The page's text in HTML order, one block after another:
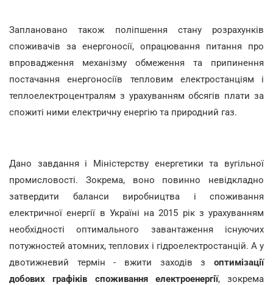
Заплановано також поліпшення стану розрахунків
споживачів за енергоносії, опрацювання питання про
впровадження механізму обмеження та припинення
постачання енергоносіїв тепловим електростанціям і
теплоелектроцентралям з урахуванням обсягів плати за
спожиті ними електричну енергію та природний газ.
Дано завдання і Міністерству енергетики та вугільної
промисловості. Зокрема, воно повинно невідкладно
затвердити баланси виробництва і споживання
електричної енергії в Україні на 2015 рік з урахуванням
необхідності оптимального завантаження існуючих
потужностей атомних, теплових і гідроелектростанцій. А у
двотижневий термін - вжити заходів з оптимізації
добових графіків споживання електроенергії, зокрема